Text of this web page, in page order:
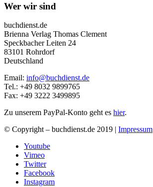
Wer wir sind
buchdienst.de
Brienna Verlag Thomas Clement
Speckbacher Leiten 24
83101 Rohrdorf
Deutschland
Email: info@buchdienst.de
Tel.: +49 8032 9899765
Fax: +49 3222 3499895
Zu unserem PayPal-Konto geht es hier.
© Copyright – buchdienst.de 2019 | Impressum
Youtube
Vimeo
Twitter
Facebook
Instagram